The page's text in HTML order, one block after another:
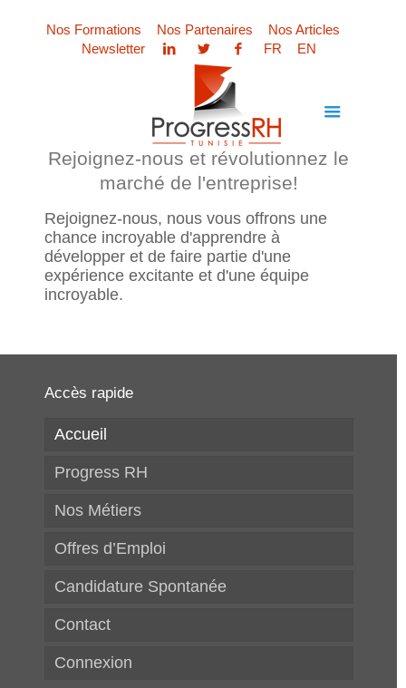
Nos Formations Nos Partenaires
Nos Articles
Newsletter
FR EN
Rejoignez-nous et révolutionnez le
marché de l'entreprise!
Rejoignez-nous, nous vous offrons une
chance incroyable d'apprendre à
développer et de faire partie d'une
expérience excitante et d'une équipe
incroyable.
Accès rapide
Accueil
Progress RH
Nos Métiers
Offres d’Emploi
Candidature Spontanée
Contact
Connexion